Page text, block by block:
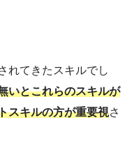
れてきたスキルでし
いとこれらのスキルが
スキルの方が重要視さ